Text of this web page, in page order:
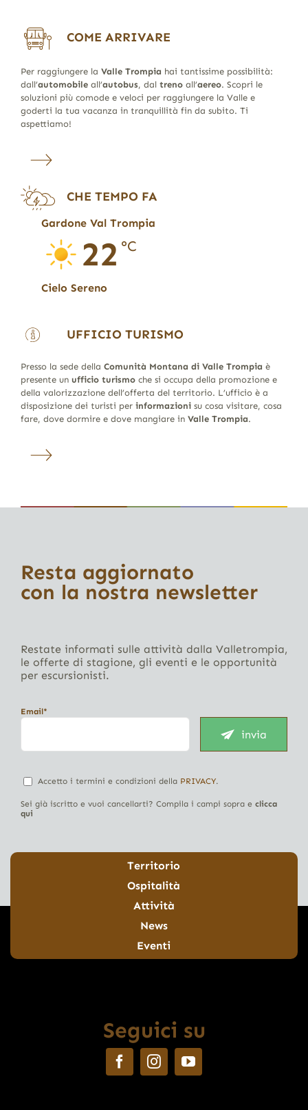
COME ARRIVARE
Per raggiungere la Valle Trompia hai tantissime possibilità:
dall’automobileall’autobus, dal trenoall’aereo. Scopri le
soluzioni più comode e veloci per raggiungere la Valle e
goderti la tua vacanza in tranquillità fin da subito. Ti
aspettiamo!
CHE TEMPO FA
Gardone Val Trompia
22 °C
Cielo Sereno
UFFICIO TURISMO
Presso la sede della Comunità Montana di Valle Trompia è
presente un ufficio turismoche si occupa della promozione e
della valorizzazione dell’offerta del territorio. L’ufficio è a
disposizione dei turisti per informazionisu cosa visitare, cosa
fare, dove dormire e dove mangiare in Valle Trompia.
Resta aggiornato
con la nostra newsletter
Restate informati sulle attività dalla Valletrompia,
le offerte di stagione, gli eventi e le opportunità
per escursionisti.
Email*
invia
Accetto i termini e condizioni della PRIVACY.
Sei già iscritto e vuoi cancellarti? Compila i campi sopra e clicca
qui
Territorio
Ospitalità
Attività
News
Eventi
Seguici su